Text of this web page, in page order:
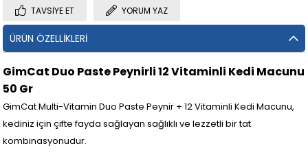
TAVSIYE ET YORUM YAZ
ÜRÜN ÖZELLIKLERI
GimCat Duo Paste Peynirli 12 Vitaminli Kedi Macunu
50 Gr
GimCat Multi-Vitamin Duo Paste Peynir + 12 Vitaminli Kedi Macunu,
kediniz için çifte fayda sağlayan sağlıklı ve lezzetli bir tat
kombinasyonudur.